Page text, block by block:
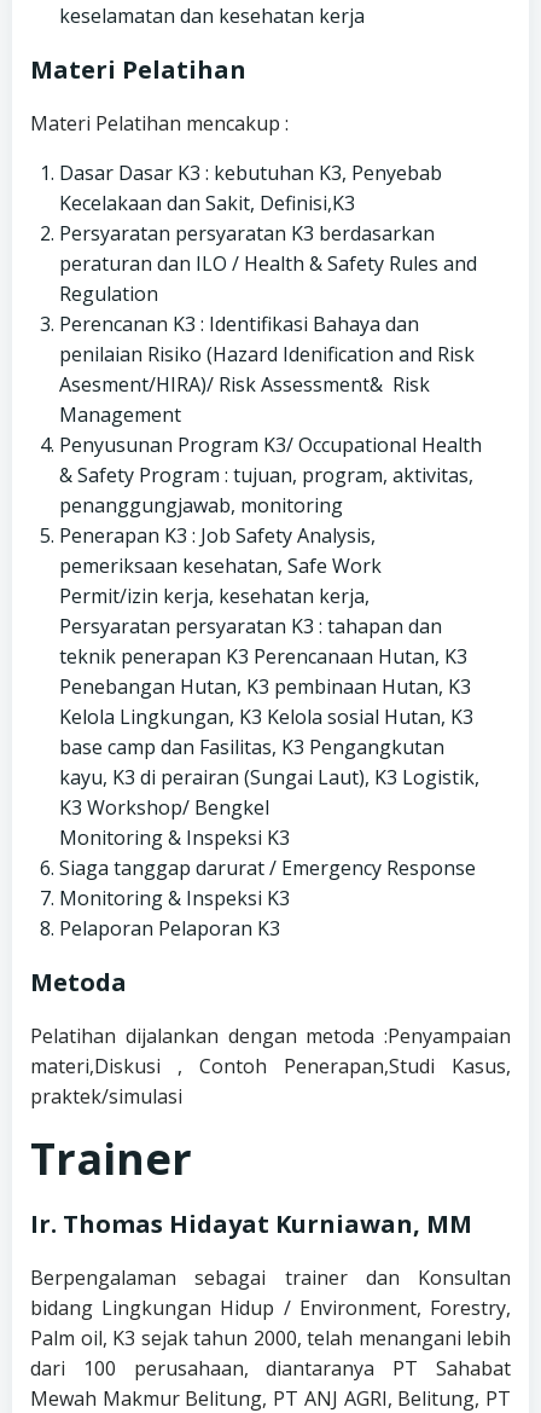
keselamatan dan kesehatan kerja
Materi Pelatihan
Materi Pelatihan mencakup :
Dasar Dasar K3 : kebutuhan K3, Penyebab
Kecelakaan dan Sakit, Definisi,K3
Persyaratan persyaratan K3 berdasarkan
peraturan dan ILO / Health & Safety Rules and
Regulation
Perencanan K3 : Identifikasi Bahaya dan
penilaian Risiko (Hazard Idenification and Risk
Asesment/HIRA)/ Risk Assessment& Risk
Management
Penyusunan Program K3/ Occupational Health
& Safety Program : tujuan, program, aktivitas,
penanggungjawab, monitoring
Penerapan K3 : Job Safety Analysis,
pemeriksaan kesehatan, Safe Work
Permit/izin kerja, kesehatan kerja,
Persyaratan persyaratan K3 : tahapan dan
teknik penerapan K3 Perencanaan Hutan, K3
Penebangan Hutan, K3 pembinaan Hutan, K3
Kelola Lingkungan, K3 Kelola sosial Hutan, K3
base camp dan Fasilitas, K3 Pengangkutan
kayu, K3 di perairan (Sungai Laut), K3 Logistik,
K3 Workshop/ Bengkel
Monitoring & Inspeksi K3
Siaga tanggap darurat / Emergency Response
Monitoring & Inspeksi K3
Pelaporan Pelaporan K3
Metoda
Pelatihan dijalankan dengan metoda :Penyampaian
materi,Diskusi , Contoh Penerapan,Studi Kasus,
praktek/simulasi
Trainer
Ir. Thomas Hidayat Kurniawan, MM
Berpengalaman sebagai trainer dan Konsultan
bidang Lingkungan Hidup / Environment, Forestry,
Palm oil, K3 sejak tahun 2000, telah menangani lebih
dari 100 perusahaan, diantaranya PT Sahabat
Mewah Makmur Belitung, PT ANJ AGRI, Belitung, PT